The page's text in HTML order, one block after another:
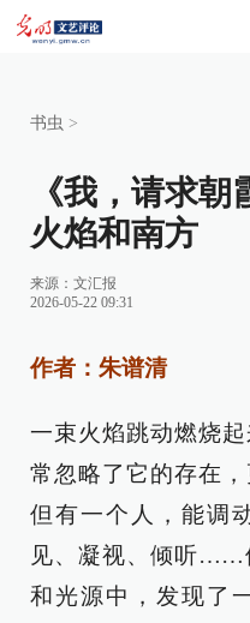
书虫 >
《我，请求
火焰和南方
来源： 文汇报
2026-05-22 09:31
作者：朱谱清
一束火焰跳动燃烧
常忽略了它的存在，
但有一个人，能调
见、凝视、倾听……
和光源中，发现了